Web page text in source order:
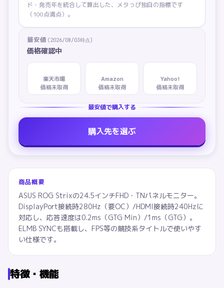
ド・発売年を統合して算出した、メタっぴ独自の指標です
（100点満点）。
最安値 (2026/08/03時点)
価格確認中
楽天市場
価格未取得
Amazon
価格未取得
Yahoo!
価格未取得
最安値で購入する
購入先を選ぶ
商品概要
ASUS ROG Strixの24.5インチFHD・TNパネルモニター。
DisplayPort接続時280Hz（要OC）/HDMI接続時240Hzに
対応し、応答速度は0.2ms（GTG Min）/1ms（GTG）。
ELMB SYNCも搭載し、FPS等の競技系タイトルで使いやす
い仕様です。
特徴・機能